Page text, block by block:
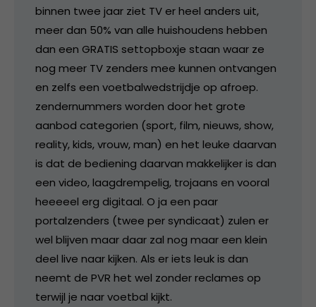
binnen twee jaar ziet TV er heel anders uit,
meer dan 50% van alle huishoudens hebben
dan een GRATIS settopboxje staan waar ze
nog meer TV zenders mee kunnen ontvangen
en zelfs een voetbalwedstrijdje op afroep.
zendernummers worden door het grote
aanbod categorien (sport, film, nieuws, show,
reality, kids, vrouw, man) en het leuke daarvan
is dat de bediening daarvan makkelijker is dan
een video, laagdrempelig, trojaans en vooral
heeeeel erg digitaal. O ja een paar
portalzenders (twee per syndicaat) zulen er
wel blijven maar daar zal nog maar een klein
deel live naar kijken. Als er iets leuk is dan
neemt de PVR het wel zonder reclames op
terwijl je naar voetbal kijkt.